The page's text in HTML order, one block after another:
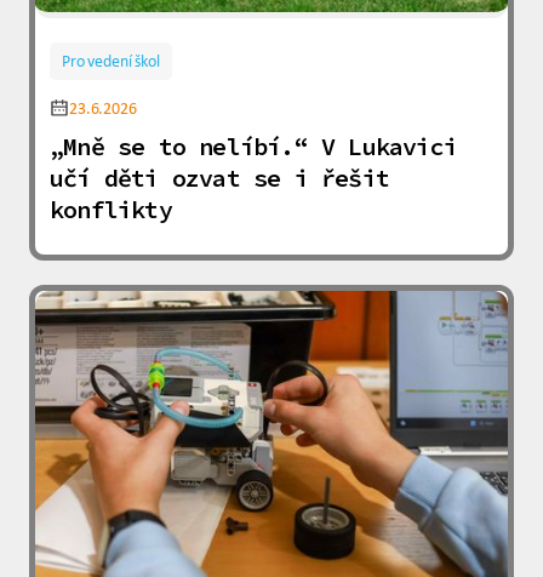
Pro vedení škol
23.6.2026
„Mně se to nelíbí.“ V Lukavici
učí děti ozvat se i řešit
konflikty